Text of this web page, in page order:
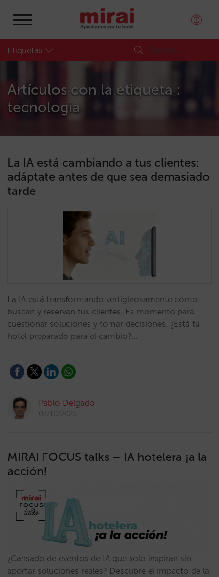
Etiquetas
Artículos con la etiqueta :
tecnologia
La IA está cambiando a tus clientes:
adáptate antes de que sea demasiado
tarde
La IA está transformando vertiginosamente cómo
buscan y reservan tus clientes. Es momento para
cuestionar soluciones y tomar decisiones. ¿Está tu
hotel preparado para el cambio?…
Pablo Delgado
07/10/2025
MIRAI FOCUS talks – IA hotelera ¡a la
acción!
¿Cansado de eventos de IA que solo inspiran sin
aportar soluciones reales? Descubre el impacto de la